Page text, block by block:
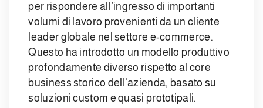
per rispondere all’ingresso di importanti
volumi di lavoro provenienti da un cliente
leader globale nel settore e-commerce.
Questo ha introdotto un modello produttivo
profondamente diverso rispetto al core
business storico dell’azienda, basato su
soluzioni custom e quasi prototipali.